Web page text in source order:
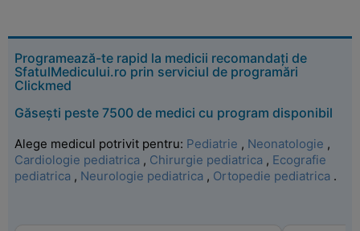
Programează-te rapid la medicii recomandați de
SfatulMedicului.ro prin serviciul de programări
Clickmed
Găsești peste 7500 de medici cu program disponibil
Alege medicul potrivit pentru: Pediatrie , Neonatologie ,
Cardiologie pediatrica , Chirurgie pediatrica , Ecografie
pediatrica , Neurologie pediatrica , Ortopedie pediatrica .